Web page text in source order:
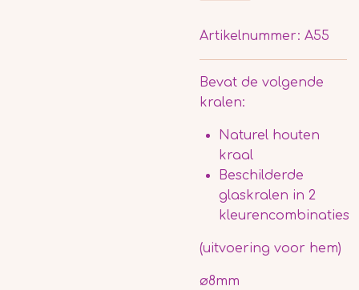
Artikelnummer: A55
Bevat de volgende
kralen:
Naturel houten
kraal
Beschilderde
glaskralen in 2
kleurencombinaties
(uitvoering voor hem)
ø8mm